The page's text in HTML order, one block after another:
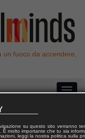
un fuoco da accendere,
su questo sito verranno
. È molto importante che tu sia
leggi la nostra politica sulla